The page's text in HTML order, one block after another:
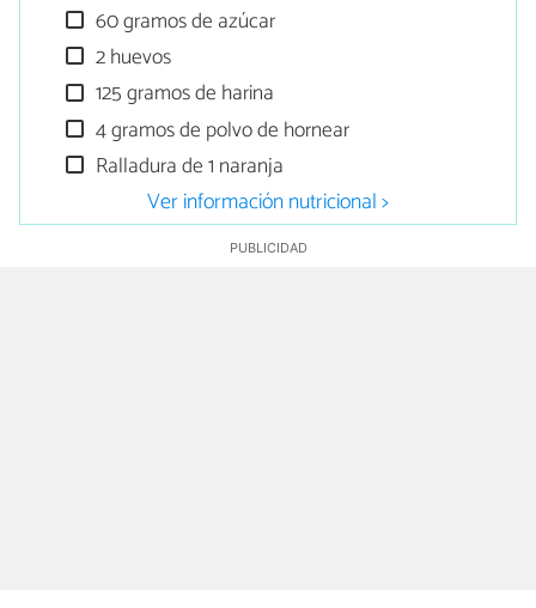
60 gramos de azúcar
2 huevos
125 gramos de harina
4 gramos de polvo de hornear
Ralladura de 1 naranja
Ver información nutricional >